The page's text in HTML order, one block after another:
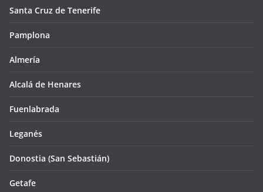
Santa Cruz de Tenerife
Pamplona
Almería
Alcalá de Henares
Fuenlabrada
Leganés
Donostia (San Sebastián)
Getafe